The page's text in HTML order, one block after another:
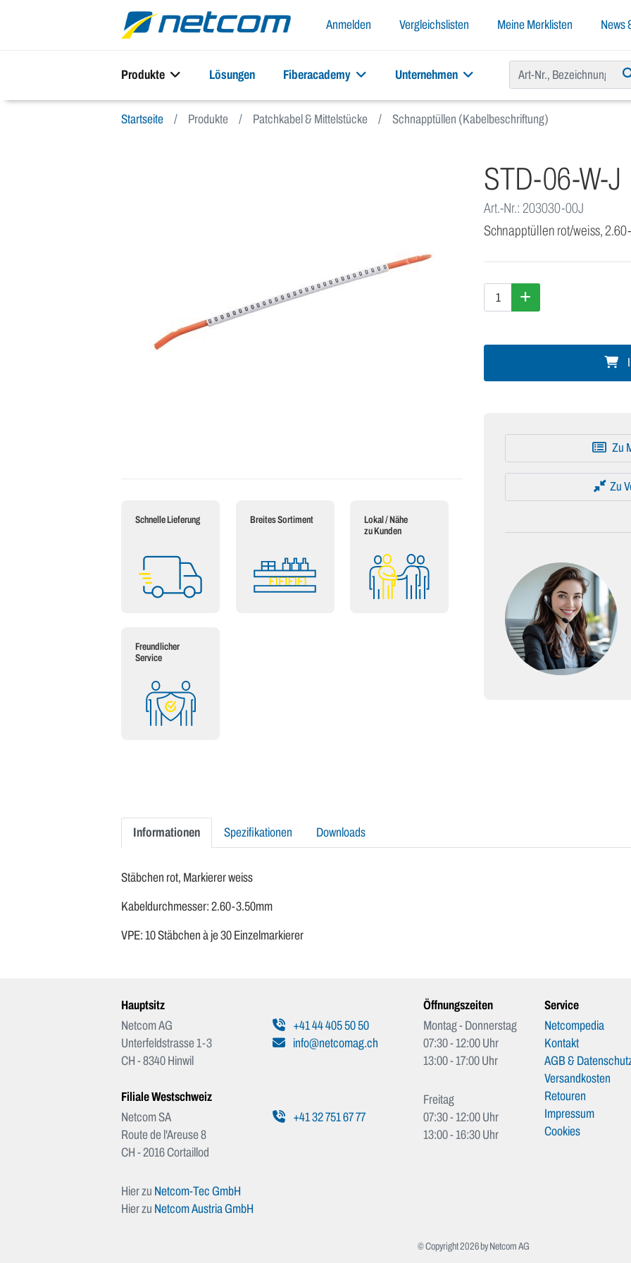
Anmelden Vergleichslisten Meine Merklisten News
Produkte Lösungen Fiberacademy Unternehmen
Startseite Produkte Patchkabel & Mittelstücke Schnapptüllen (Kabelbeschriftung)
Schnelle Lieferung Breites Sortiment
Lokal / Nähe
zu Kunden
Freundlicher
Service
STD-06-W-J
Art.-Nr.: 203030-00J
Schnapptüllen rot/weiss,
Zu
Zu
Informationen Spezifikationen Downloads
Stäbchen rot, Markierer weiss
Kabeldurchmesser: 2.60-3.50mm
VPE: 10 Stäbchen à je 30 Einzelmarkierer
Hauptsitz
Netcom AG
Unterfeldstrasse 1-3
CH - 8340 Hinwil
+41 44 405 50 50
info@netcomag.ch
Filiale Westschweiz
Netcom SA
Route de l'Areuse 8
CH - 2016 Cortaillod
+41 32 751 67 77
Hier zu Netcom-Tec GmbH
Hier zu Netcom Austria GmbH
Öffnungszeiten
Montag - Donnerstag
07:30 - 12:00 Uhr
13:00 - 17:00 Uhr
Freitag
07:30 - 12:00 Uhr
13:00 - 16:30 Uhr
Service
Netcompedia
Kontakt
AGB &
Versandkosten
Retouren
Impressum
Cookies
© Copyright 2026 by Netcom AG